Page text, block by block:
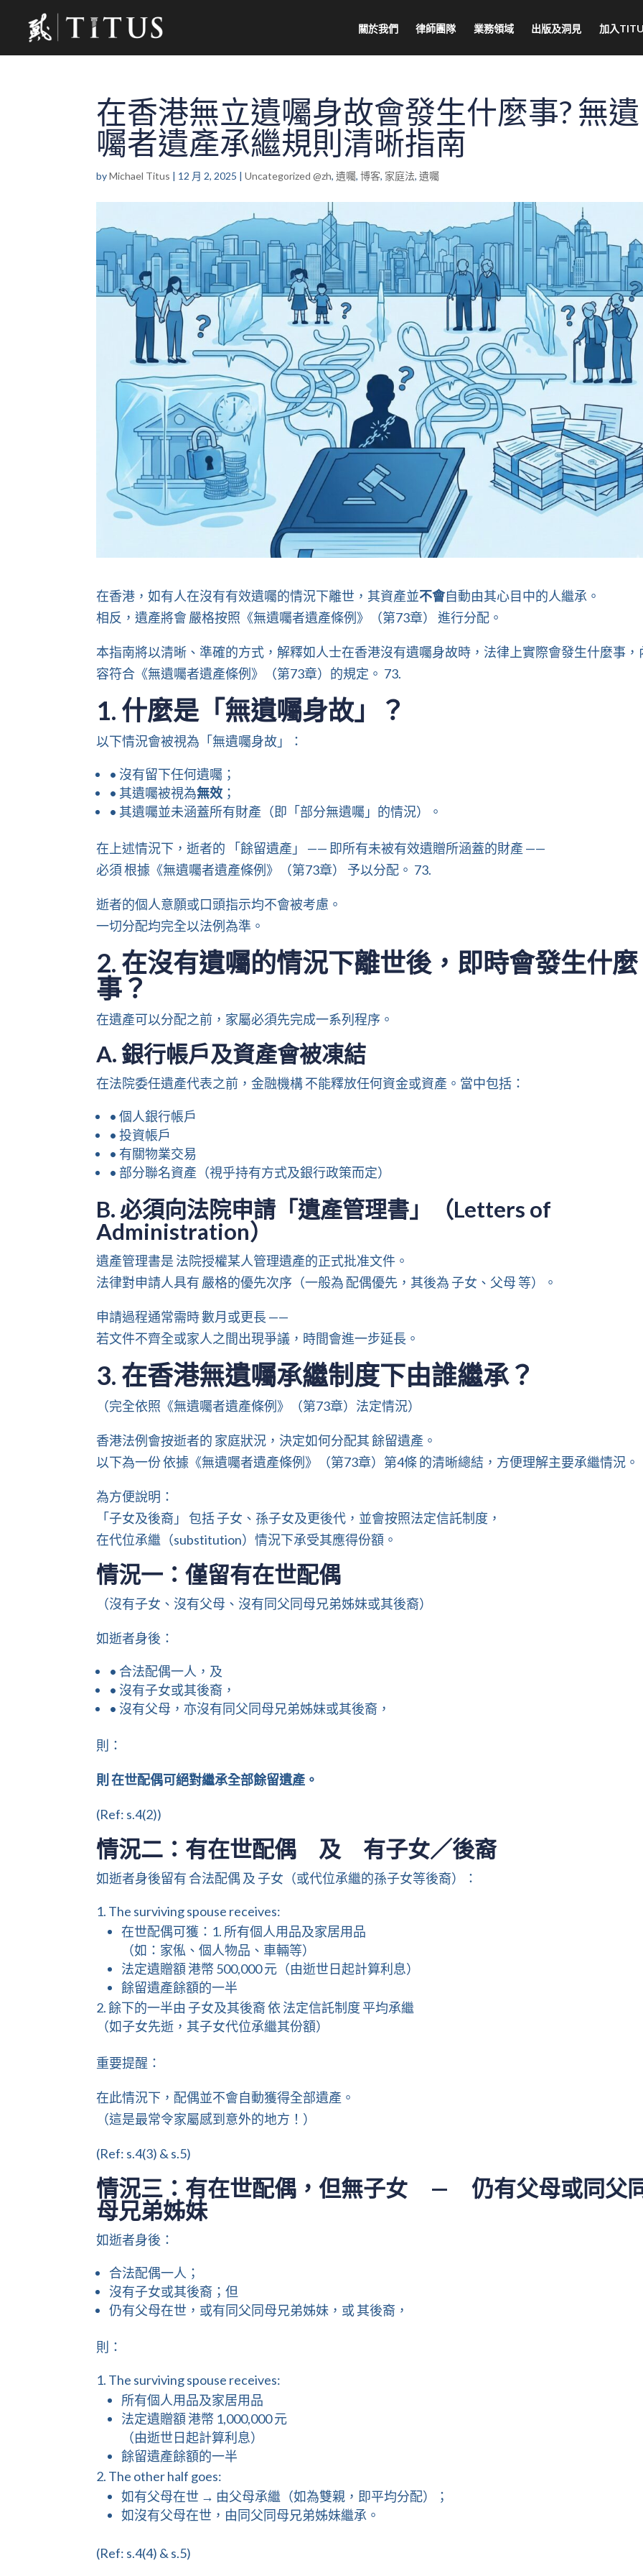
關於我們 律師團隊 業務領域 出版及洞見 加入
在香港無立遺囑身故會發生什麼事? 無遺
囑者遺產承繼規則清晰指南
byMichael Titus | 12 月 2, 2025 |Uncategorized @zh,遺囑,博客, 家庭法,遺囑
在香港，如有人在沒有有效遺囑的情況下離世，其資產並不會自動由其心目中的人繼承。
相反，遺產將會 嚴格按照 《無遺囑者遺產條例》（第73章） 進行分配。
本指南將以清晰、準確的方式，解釋如人士在香港沒有遺囑身故時，法律上實際會發生什麼事，
容符合《無遺囑者遺產條例》（第73章）的規定。 73.
1. 什麼是「無遺囑身故」？
以下情況會被視為「無遺囑身故」：
• 沒有留下任何遺囑；
• 其遺囑被視為無效 ；
• 其遺囑並未涵蓋所有財產（即「部分無遺囑」的情況）。
在上述情況下，逝者的 「餘留遺產」 —— 即所有未被有效遺贈所涵蓋的財產 ——
必須 根據《無遺囑者遺產條例》（第73章） 予以分配。 73.
逝者的個人意願或口頭指示均不會被考慮。
一切分配均完全以法例為準。
2. 在沒有遺囑的情況下離世後，即時會發生什麼
事？
在遺產可以分配之前，家屬必須先完成一系列程序。
A. 銀行帳戶及資產會被凍結
在法院委任遺產代表之前，金融機構 不能釋放任何資金或資產。當中包括：
• 個人銀行帳戶
• 投資帳戶
• 有關物業交易
• 部分聯名資產（視乎持有方式及銀行政策而定）
B. 必須向法院申請「遺產管理書」（Letters of
Administration）
遺產管理書是 法院授權某人管理遺產的正式批准文件。
法律對申請人具有 嚴格的優先次序（一般為 配偶優先，其後為 子女、父母 等）。
申請過程通常需時 數月或更長 ——
若文件不齊全或家人之間出現爭議，時間會進一步延長。
3. 在香港無遺囑承繼制度下由誰繼承？
（完全依照《無遺囑者遺產條例》（第73章）法定情況）
香港法例會按逝者的 家庭狀況，決定如何分配其 餘留遺產。
以下為一份 依據《無遺囑者遺產條例》（第73章）第4條 的清晰總結，方便理解主要承繼情況。
為方便說明：
「子女及後裔」 包括 子女、孫子女及更後代，並會按照法定信託制度，
在代位承繼（substitution）情況下承受其應得份額。
情況一：僅留有在世配偶
（沒有子女、沒有父母、沒有同父同母兄弟姊妹或其後裔）
如逝者身後：
• 合法配偶一人，及
• 沒有子女或其後裔，
• 沒有父母，亦沒有同父同母兄弟姊妹或其後裔，
則：
則 在世配偶可絕對繼承全部餘留遺產。
(Ref: s.4(2))
情況二：有在世配偶 及 有子女／後裔
如逝者身後留有 合法配偶 及 子女（或代位承繼的孫子女等後裔）：
The surviving spouse receives:
在世配偶可獲：1. 所有個人用品及家居用品
（如：家俬、個人物品、車輛等）
法定遺贈額 港幣 500,000 元（由逝世日起計算利息）
餘留遺產餘額的一半
餘下的一半由 子女及其後裔 依 法定信託制度 平均承繼
（如子女先逝，其子女代位承繼其份額）
重要提醒：
在此情況下，配偶並不會自動獲得全部遺產。
（這是最常令家屬感到意外的地方！）
(Ref: s.4(3) & s.5)
情況三：有在世配偶，但無子女 — 仍有父母或同父
母兄弟姊妹
如逝者身後：
合法配偶一人；
沒有子女或其後裔；但
仍有父母在世，或有同父同母兄弟姊妹，或 其後裔，
則：
The surviving spouse receives:
所有個人用品及家居用品
法定遺贈額 港幣 1,000,000 元
（由逝世日起計算利息）
餘留遺產餘額的一半
The other half goes:
如有父母在世 → 由父母承繼（如為雙親，即平均分配）；
如沒有父母在世，由同父同母兄弟姊妹繼承。
(Ref: s.4(4) & s.5)